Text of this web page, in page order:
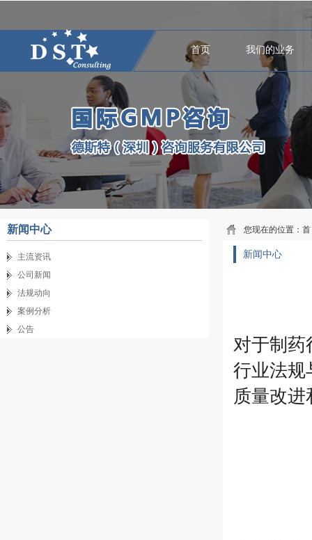
首页 我们的业务
新闻中心
主流资讯
公司新闻
法规动向
案例分析
公告
您现在的位置： 首
新闻中心
对于制药
行业法规
质量改